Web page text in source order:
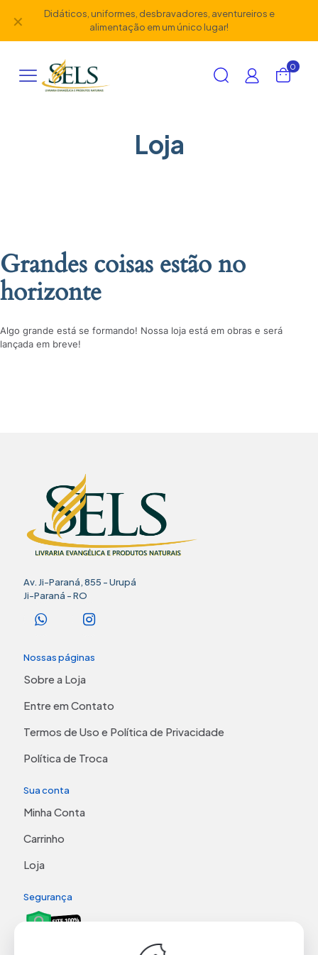
Didáticos, uniformes, desbravadores, aventureiros e
alimentação em um único lugar!
✕
0
Loja
Grandes coisas estão no
horizonte
Algo grande está se formando! Nossa loja está em obras e será
lançada em breve!
Av. Ji-Paraná, 855 - Urupá
Ji-Paraná - RO
Nossas páginas
Sobre a Loja
Entre em Contato
Termos de Uso e Política de Privacidade
Política de Troca
Sua conta
Minha Conta
Carrinho
Loja
Segurança